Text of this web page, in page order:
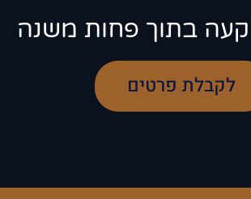
בתוך פחות משנה
לקבלת פרטים